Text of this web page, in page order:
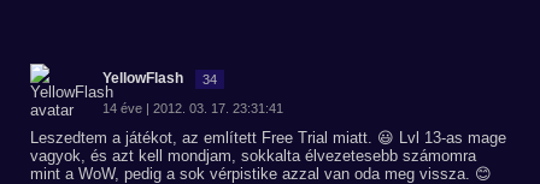
YellowFlash 34
14 éve | 2012. 03. 17. 23:31:41
Leszedtem a játékot, az említett Free Trial miatt. 😃 Lvl 13-as mage
vagyok, és azt kell mondjam, sokkalta élvezetesebb számomra
mint a WoW, pedig a sok vérpistike azzal van oda meg vissza. 😊